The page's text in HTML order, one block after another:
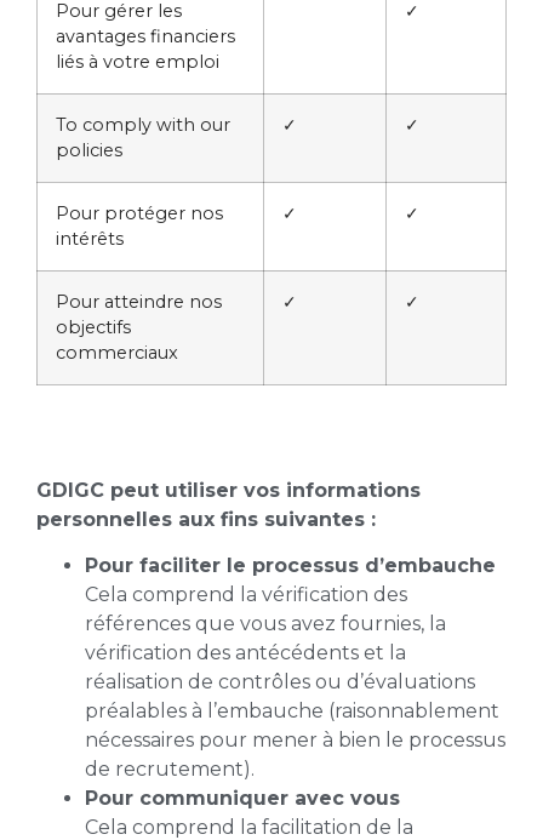
Pour gérer les
avantages financiers
liés à votre emploi
✓
To comply with our
policies
✓ ✓
Pour protéger nos
intérêts
✓ ✓
Pour atteindre nos
objectifs
commerciaux
✓ ✓
GDIGC peut utiliser vos informations
personnelles aux fins suivantes :
Pour faciliter le processus d’embauche
Cela comprend la vérification des
références que vous avez fournies, la
vérification des antécédents et la
réalisation de contrôles ou d’évaluations
préalables à l’embauche (raisonnablement
nécessaires pour mener à bien le processus
de recrutement).
Pour communiquer avec vous
Cela comprend la facilitation de la